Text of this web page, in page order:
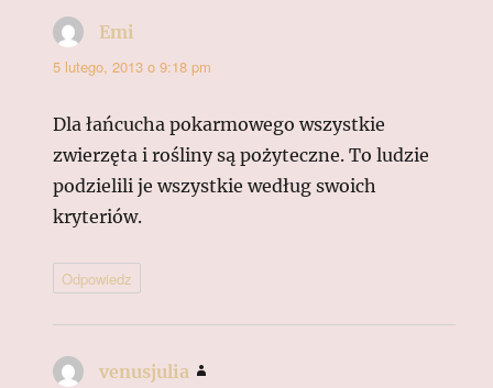
Emi
5 lutego, 2013 o 9:18 pm
Dla łańcucha pokarmowego wszystkie
zwierzęta i rośliny są pożyteczne. To ludzie
podzielili je wszystkie według swoich
kryteriów.
Odpowiedz
venusjulia